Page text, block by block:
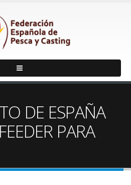
DE ESPAÑA
PARA